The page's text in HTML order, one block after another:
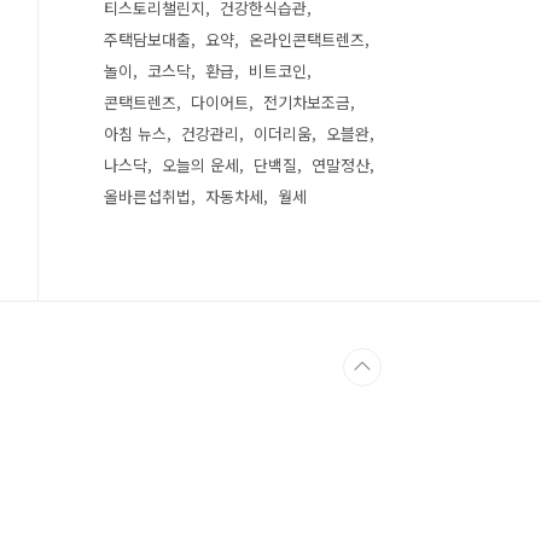
티스토리챌린지
건강한식습관
주택담보대출
요약
온라인콘택트렌즈
놀이
코스닥 환급
비트코인
콘택트렌즈
다이어트
전기차보조금
아침 뉴스
건강관리 이더리움
오블완
나스닥
오늘의 운세 단백질
연말정산
올바른섭취법
자동차세 월세